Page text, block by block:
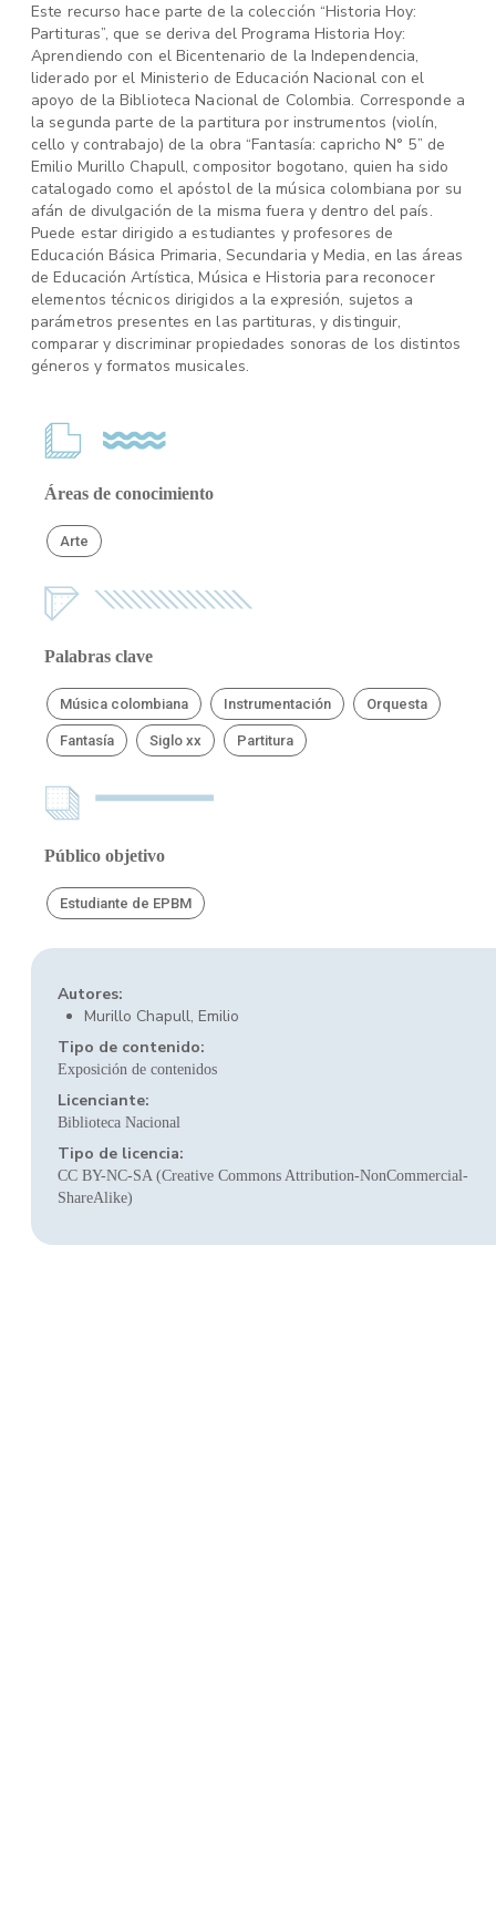
Este recurso hace parte de la colección “Historia Hoy:
Partituras”, que se deriva del Programa Historia Hoy:
Aprendiendo con el Bicentenario de la Independencia,
liderado por el Ministerio de Educación Nacional con el
apoyo de la Biblioteca Nacional de Colombia. Corresponde a
la segunda parte de la partitura por instrumentos (violín,
cello y contrabajo) de la obra “Fantasía: capricho N° 5” de
Emilio Murillo Chapull, compositor bogotano, quien ha sido
catalogado como el apóstol de la música colombiana por su
afán de divulgación de la misma fuera y dentro del país.
Puede estar dirigido a estudiantes y profesores de
Educación Básica Primaria, Secundaria y Media, en las áreas
de Educación Artística, Música e Historia para reconocer
elementos técnicos dirigidos a la expresión, sujetos a
parámetros presentes en las partituras, y distinguir,
comparar y discriminar propiedades sonoras de los distintos
géneros y formatos musicales.
Áreas de conocimiento
Arte
Palabras clave
Música colombiana Instrumentación Orquesta
Fantasía Siglo xx Partitura
Público objetivo
Estudiante de EPBM
Autores:
Murillo Chapull, Emilio
Tipo de contenido:
Exposición de contenidos
Licenciante:
Biblioteca Nacional
Tipo de licencia:
CC BY-NC-SA (Creative Commons Attribution-NonCommercial-
ShareAlike)